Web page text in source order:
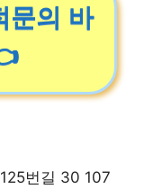
문의 바
번길 30 107